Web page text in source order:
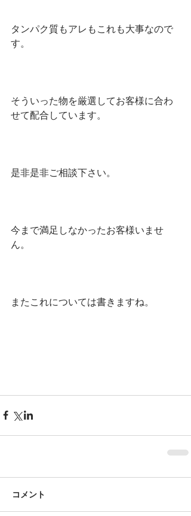
タンパク質もアレもこれも大事なので
す。
そういった物を厳選してお客様に合わ
せて配合しています。
是非是非ご相談下さい。
今まで満足しなかったお客様いませ
ん。
またこれについては書きますね。
コメント